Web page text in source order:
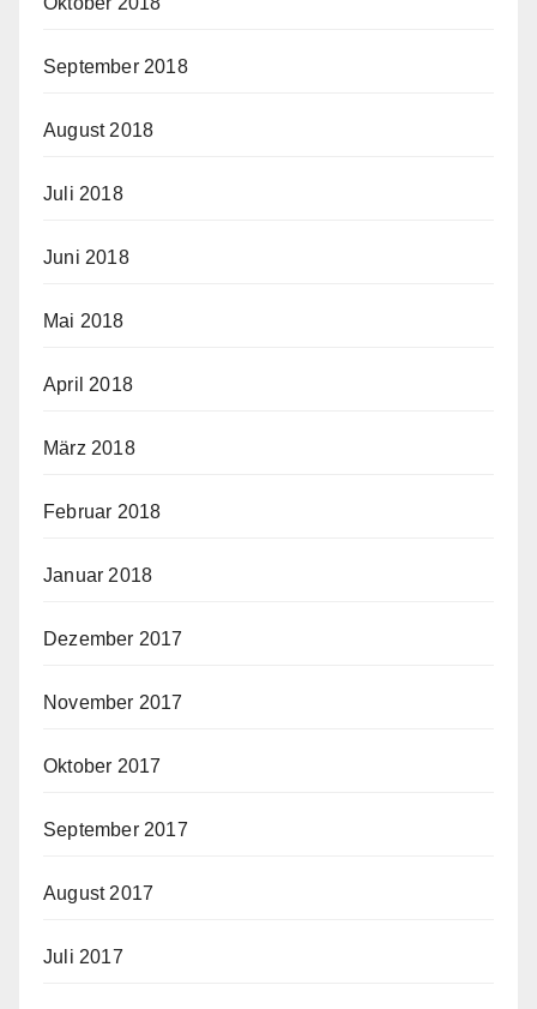
September 2018
August 2018
Juli 2018
Juni 2018
Mai 2018
April 2018
März 2018
Februar 2018
Januar 2018
Dezember 2017
November 2017
Oktober 2017
September 2017
August 2017
Juli 2017